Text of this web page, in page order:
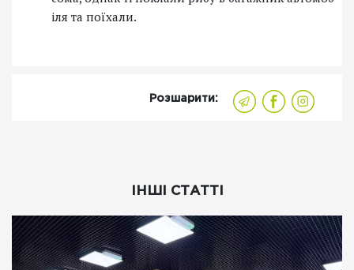
іля та поїхали.
Розшарити:
ІНШІ СТАТТІ